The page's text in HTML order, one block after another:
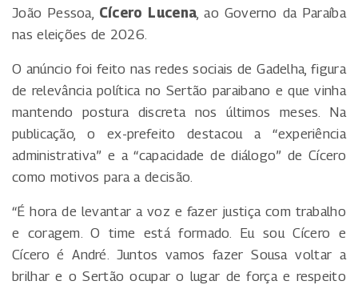
João Pessoa, Cícero Lucena , ao Governo da Paraíba
nas eleições de 2026.
O anúncio foi feito nas redes sociais de Gadelha, figura
de relevância política no Sertão paraibano e que vinha
mantendo postura discreta nos últimos meses. Na
publicação, o ex-prefeito destacou a “experiência
administrativa” e a “capacidade de diálogo” de Cícero
como motivos para a decisão.
“É hora de levantar a voz e fazer justiça com trabalho
e coragem. O time está formado. Eu sou Cícero e
Cícero é André. Juntos vamos fazer Sousa voltar a
brilhar e o Sertão ocupar o lugar de força e respeito